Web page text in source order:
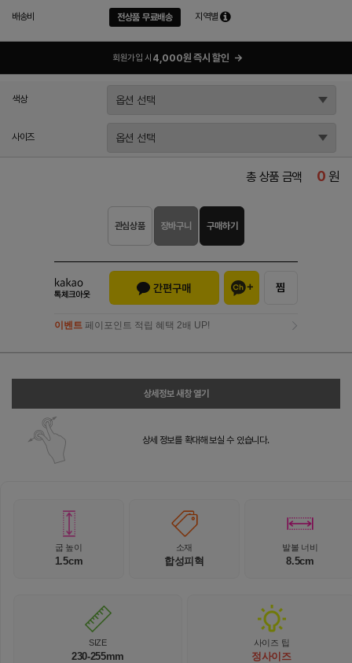
배송비 전상품 무료배송 지역별
회원가입 시 4,000원 즉시 할인 →
색상
사이즈
총 상품 금액 0 원
관심상품 장바구니 구매하기
이벤트 페이포인트 적립 혜택 2배 UP!
이벤트페이포인트 적립 혜택 2배 UP!
상세정보 새창 열기
상세 정보를 확대해 보실 수 있습니다.
굽 높이
1.5cm
소재
합성피혁
발볼 너비
8.5cm
SIZE
230-255mm
사이즈 팁
정사이즈